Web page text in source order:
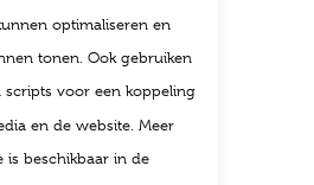
optimaliseren en
tonen. Ook gebruiken
scripts voor een koppeling
en de website. Meer
is beschikbaar in de